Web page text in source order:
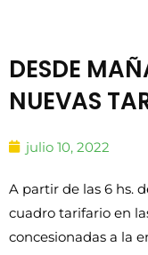
DESDE
NUEVAS
julio 10, 2022
A partir de las 6 hs.
cuadro tarifario en
concesionadas a la